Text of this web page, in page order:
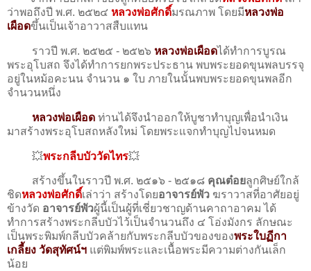
ว่าพอถึงปี พ.ศ. ๒๕๒๔ หลวงพ่อศักดิ์มรณภาพ โดยมีหลวงพ่อ
เผือดขึ้นเป็นเจ้าอาวาสสืบแทน
ราวปี พ.ศ. ๒๕๒๕ - ๒๕๒๖ หลวงพ่อเผือดได้ทำการบูรณ
พระอุโบสถ จึงได้ทำการยกพระประธาน พบพระยอดขุนพลบรรจุ
อยู่ในหม้อคะนน จำนวน ๑ ใบ ภายในนั้นพบพระยอดขุนพลอีก
จำนวนหนึ่ง
หลวงพ่อเผือด ท่านได้จึงนำออกให้บูชาทำบุญ​เพื่อนำเงิน
มาสร้างพระอุโบสถหลังใหม่ โดยพระแจกทำบุญไปจนหมด
💥พระกลีบบัววัดไทร💥
สร้างขึ้นในราวปี พ.ศ. ๒๕๑๖ - ๒๕๑๘ คุณต๋อยลูกศิษย์ใกล้
ชิดหลวงพ่อศักดิ์เล่าว่า สร้างโดยอาจารย์พัว ฆราวาสที่อาศัยอยู่
ข้างวัด อาจารย์พัวผู้นี้เป็นผู้ที่เชี่ยวชาญด้านคาถาอาคม ได้
ทำการสร้างพระกลีบบัวไว้เป็นจำนวนถึง ๔ โอ่งมังกร ลักษณะ
เป็นพระพิมพ์กลีบบัวคล้ายกับพระกลีบบัวของของพระใบฏีกา
เกลี้ยง วัดสุทัศน์ฯ แต่พิมพ์พระและเนื้อพระมีความต่างกันเล็ก
น้อย